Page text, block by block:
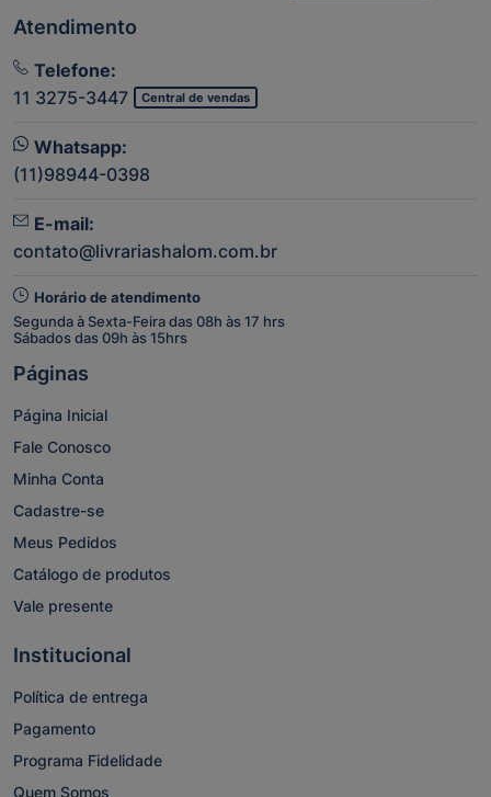
Atendimento
Telefone:
11 3275-3447
Central de vendas
Whatsapp:
(11)98944-0398
E-mail:
contato@livrariashalom.com.br
Horário de atendimento
Segunda à Sexta-Feira das 08h às 17 hrs
Sábados das 09h às 15hrs
Páginas
Página Inicial
Fale Conosco
Minha Conta
Cadastre-se
Meus Pedidos
Catálogo de produtos
Vale presente
Institucional
Política de entrega
Pagamento
Programa Fidelidade
Quem Somos